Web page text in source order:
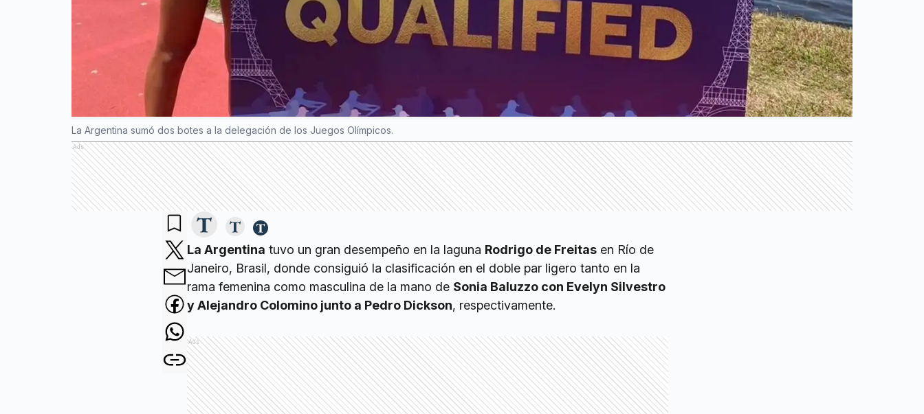
La Argentina sumó dos botes a la delegación de los Juegos Olímpicos.
Ads
La Argentina tuvo un gran desempeño en la laguna Rodrigo de Freitas en Río de
Janeiro, Brasil, donde consiguió la clasificación en el doble par ligero tanto en la
rama femenina como masculina de la mano de Sonia Baluzzo con Evelyn Silvestro
y Alejandro Colomino junto a Pedro Dickson, respectivamente.
Ads